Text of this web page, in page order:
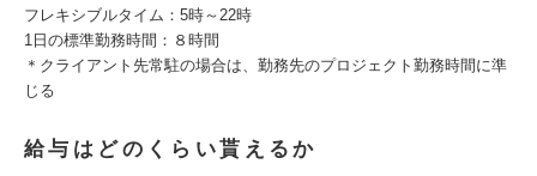
フレキシブルタイム：5時～22時
1日の標準勤務時間：８時間
＊クライアント先常駐の場合は、勤務先のプロジェクト勤務時間に準
じる
給与はどのくらい貰えるか